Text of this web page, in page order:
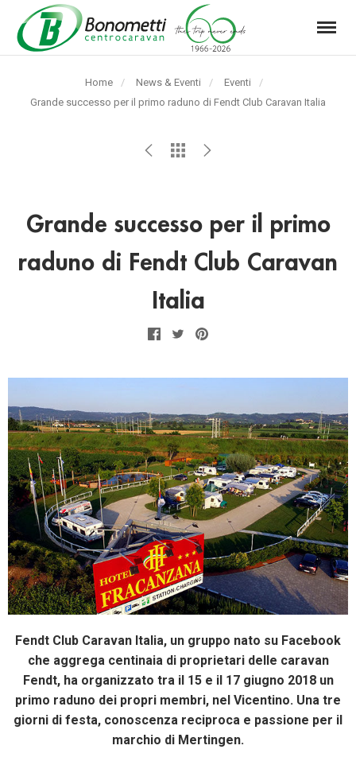
Automarket
Menu
Home News & Eventi
Eventi
Pagina
Grande successo per il primo raduno di Fendt Club Caravan Italia
Grande successo per il primo
raduno di Fendt Club Caravan
Italia
Fendt Club Caravan Italia, un gruppo nato su Facebook
che aggrega centinaia di proprietari delle caravan
Fendt, ha organizzato tra il 15 e il 17 giugno 2018 un
primo raduno dei propri membri, nel Vicentino. Una tre
giorni di festa, conoscenza reciproca e passione per il
marchio di Mertingen.